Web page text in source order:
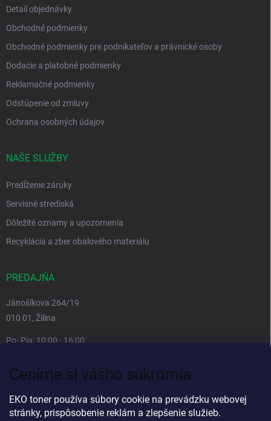
Ceníme si vášho súkromia
EKO toner používa súbory cookie na prevádzku webovej
stránky, prispôsobenie reklám a zlepšenie služieb.
Detail objednávky
Obchodné podmienky
Obchodné podmienky pre podnikateľov a právnické osoby
Dodacie a platobné podmienky
Reklamačné podmienky
Odstúpenie od zmluvy
Ochrana osobných údajov
NAŠE SLUŽBY
Predĺženie záruky
Servisné strediská
Dôležité oznamy a upozornenia
Recyklácia a zber obalového materiálu
PREDAJŇA
Jánošíkova 264/19
010 01, Žilina
Po- Pia: 10:00 - 16:00
So, Ne: zatvorené
Viac informacií